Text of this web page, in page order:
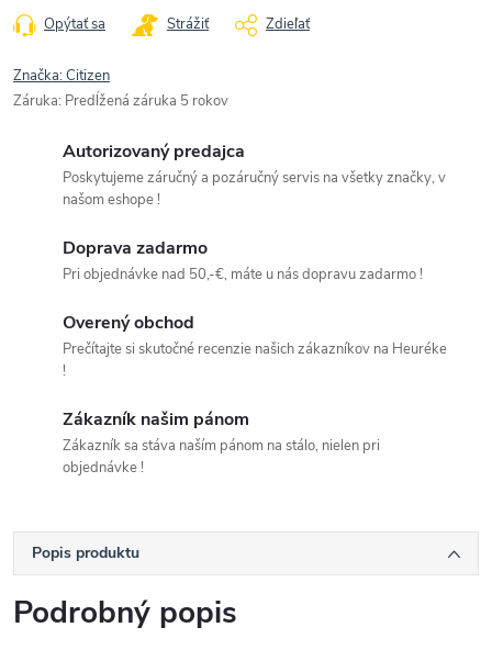
Opýtať sa Strážiť Zdieľať
Značka:Citizen
Záruka: Predĺžená záruka 5 rokov
Autorizovaný predajca
Poskytujeme záručný a pozáručný servis na všetky značky, v
našom eshope !
Doprava zadarmo
Pri objednávke nad 50,-€, máte u nás dopravu zadarmo !
Overený obchod
Prečítajte si skutočné recenzie našich zákazníkov na Heuréke
!
Zákazník našim pánom
Zákazník sa stáva naším pánom na stálo, nielen pri
objednávke !
Popis produktu
Podrobný popis